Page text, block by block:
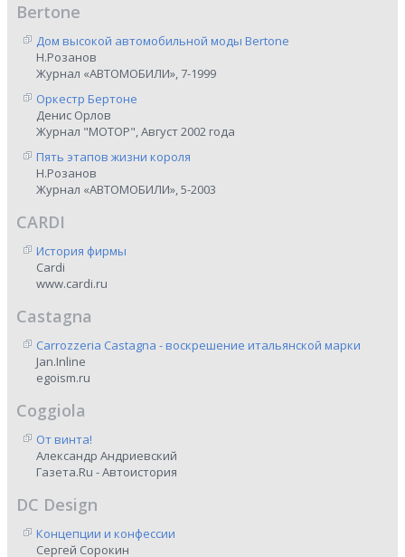
Bertone
Дом высокой автомобильной моды Bertone
Н.Розанов
Журнал «АВТОМОБИЛИ», 7-1999
Оркестр Бертоне
Денис Орлов
Журнал "МОТОР", Август 2002 года
Пять этапов жизни короля
Н.Розанов
Журнал «АВТОМОБИЛИ», 5-2003
CARDI
История фирмы
Cardi
www.cardi.ru
Castagna
Carrozzeria Castagna - воскрешение итальянской марки
Jan.Inline
egoism.ru
Coggiola
От винта!
Александр Андриевский
Газета.Ru - Автоистория
DC Design
Концепции и конфессии
Сергей Сорокин